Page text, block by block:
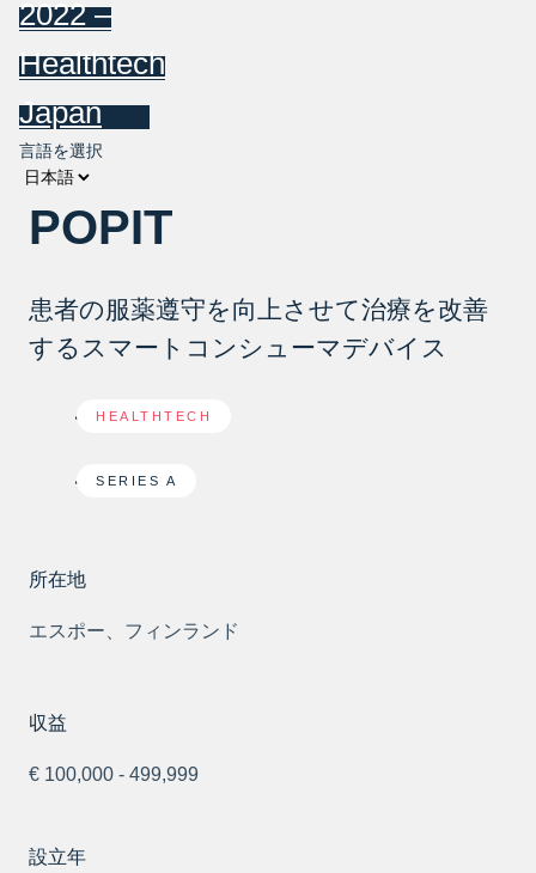
2022 –
Healthtech
Japan
言語を選択
POPIT
患者の服薬遵守を向上させて治療を改善
するスマートコンシューマデバイス
HEALTHTECH
SERIES A
所在地
エスポー、フィンランド
収益
€ 100,000 - 499,999
設立年